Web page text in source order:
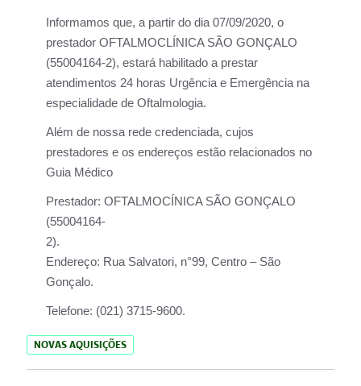
Informamos que, a partir do dia07/09/2020, o
prestador OFTALMOCLÍNICA SÃO GONÇALO
(55004164-2), estará habilitado a prestar
atendimentos 24 horas Urgência e Emergência na
especialidade de Oftalmologia.
Além de nossa rede credenciada, cujos
prestadores e os endereços estão relacionados no
Guia Médico
Prestador: OFTALMOCÍNICA SÃO GONÇALO
(55004164-
2).
Endereço: Rua Salvatori, n°99, Centro – São
Gonçalo.
Telefone: (021) 3715-9600.
NOVAS AQUISIÇÕES